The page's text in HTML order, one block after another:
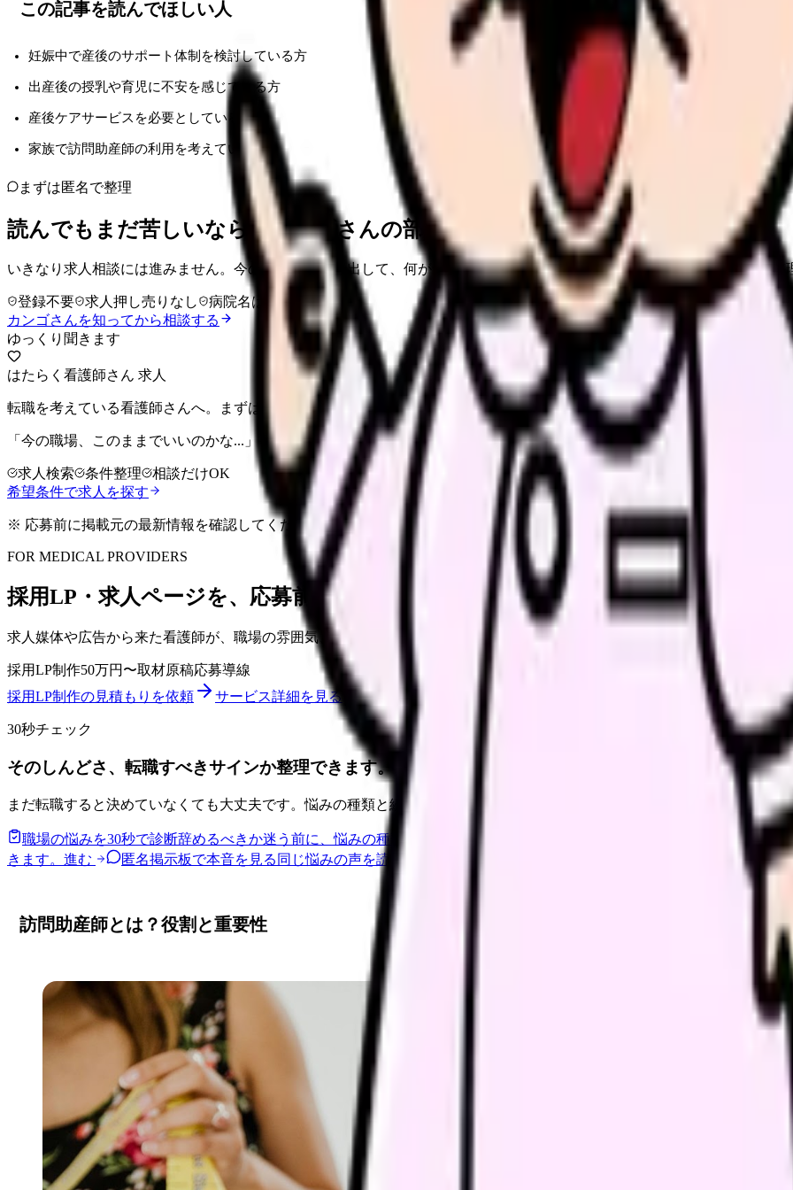
この記事を読んでほしい人
妊娠中で産後のサポート体制を検討している方
出産後の授乳や育児に不安を感じている方
産後ケアサービスを必要としている方
家族で訪問助産師の利用を考えている方
まずは匿名で整理
読んでもまだ苦しいなら、カンゴさんの部屋で少し話してみませんか。
いきなり求人相談には進みません。今の気持ちを吐き出して、何がつらいのか、辞めるべきか、少し休むべきかを一緒に整
登録不要 求人押し売りなし
病院名は入力不要
カンゴさんを知ってから相談する
ゆっくり聞きます
はたらく看護師さん 求人
転職を考えている看護師さんへ。まずは希望条件を整理して、求人を見比べられます。
「今の職場、このままでいいのかな...」そう感じたら、求人票の条件と応募前に確認したい不安を分けて整理してみてくだ
求人検索 条件整理
相談だけOK
希望条件で求人を探す
※ 応募前に掲載元の最新情報を確認してください
FOR MEDICAL PROVIDERS
採用LP・求人ページを、応募前の不安解消ページにできます
求人媒体や広告から来た看護師が、職場の雰囲気、教育体制、働き方を確認して応募できるLPを設計します。
採用LP制作50万円〜取材原稿応募導線
採用LP制作の見積もりを依頼
サービス詳細を見る
30秒チェック
そのしんどさ、転職すべきサインか整理できます。
まだ転職すると決めていなくても大丈夫です。悩みの種類と続いている期間から、次に見るべき記事と相談先を出します。
職場の悩みを30秒で診断辞めるべきか迷う前に、悩みの種類と次の一歩を整理します。 給料コンパスで比較する
きます。 進む 匿名掲示板で本音を見る 同じ悩みの声を読んで、今の職場だけの問題か確かめられます。
訪問助産師とは？役割と重要性